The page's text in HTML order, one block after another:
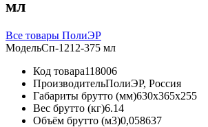
мл
Все товары ПолиЭР
МодельСп-1212-375 мл
Код товара118006
ПроизводительПолиЭР, Россия
Габариты брутто (мм)630x365x255
Вес брутто (кг)6.14
Объём брутто (м3)0,058637